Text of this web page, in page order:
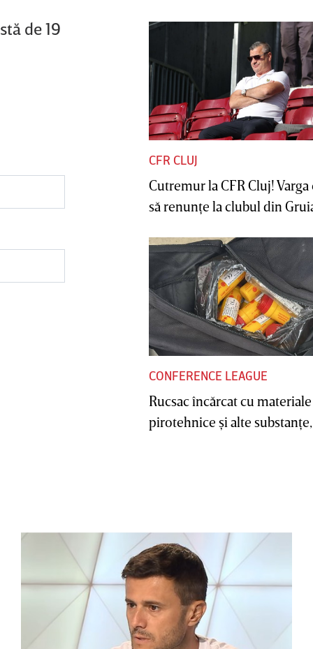
de 19
CFR CLUJ
Cutremur la CFR Cluj! Varga
să renunţe la clubul din
CONFERENCE LEAGUE
Rucsac încărcat cu materiale
pirotehnice şi alte substanţe,